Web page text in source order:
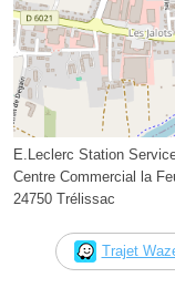
E.Leclerc Station
Centre Commercial la
24750 Trélissac
Trajet